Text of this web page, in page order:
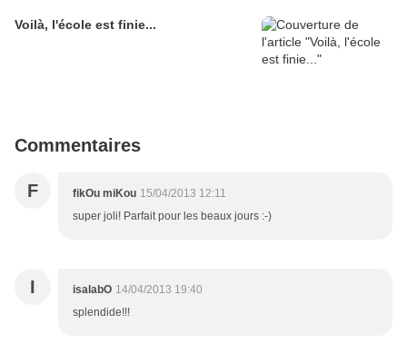
Voilà, l'école est finie...
Commentaires
F fikOu miKou 15/04/2013 12:11
super joli! Parfait pour les beaux jours :-)
I isalabO 14/04/2013 19:40
splendide!!!